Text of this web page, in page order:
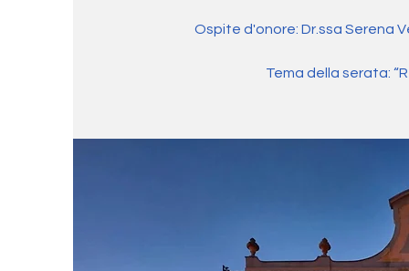
Ospite d'onore: Dr.ssa Serena
Tema della serata: